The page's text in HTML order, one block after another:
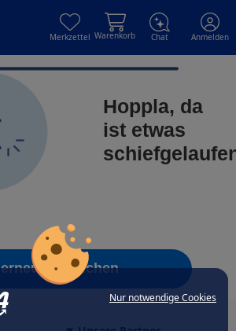
Nur notwendige Cookies
Merkzettel Warenkorb Chat Anmelden
Hoppla, da
ist etwas
erneut versuchen